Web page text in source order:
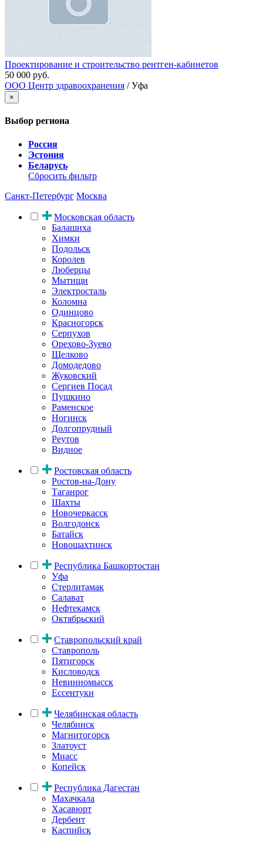
Проектирование и строительство рентген-кабинетов
50 000 руб.
ООО Центр здравоохранения / Уфа
×
Выбор региона
Россия
Эстония
Беларусь
Сбросить фильтр
Санкт-Петербург Москва
Московская область
Балашиха
Химки
Подольск
Королев
Люберцы
Мытищи
Электросталь
Коломна
Одинцово
Красногорск
Серпухов
Орехово-Зуево
Щелково
Домодедово
Жуковский
Сергиев Посад
Пушкино
Раменское
Ногинск
Долгопрудный
Реутов
Видное
Ростовская область
Ростов-на-Дону
Таганрог
Шахты
Новочеркасск
Волгодонск
Батайск
Новошахтинск
Республика Башкортостан
Уфа
Стерлитамак
Салават
Нефтекамск
Октябрьский
Ставропольский край
Ставрополь
Пятигорск
Кисловодск
Невинномысск
Ессентуки
Челябинская область
Челябинск
Магнитогорск
Златоуст
Миасс
Копейск
Республика Дагестан
Махачкала
Хасавюрт
Дербент
Каспийск